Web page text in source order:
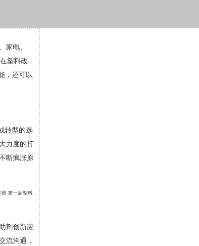
家电、
塑料改
，还可以
转型的选
力度的打
断疯涨原
图 第一届塑料
剂创新应
流沟通，